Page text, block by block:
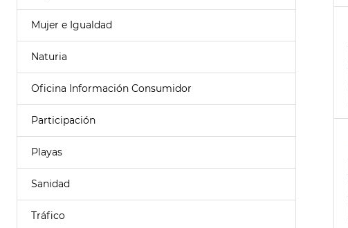
Mujer e Igualdad
Naturia
Oficina Información Consumidor
Participación
Playas
Sanidad
Tráfico